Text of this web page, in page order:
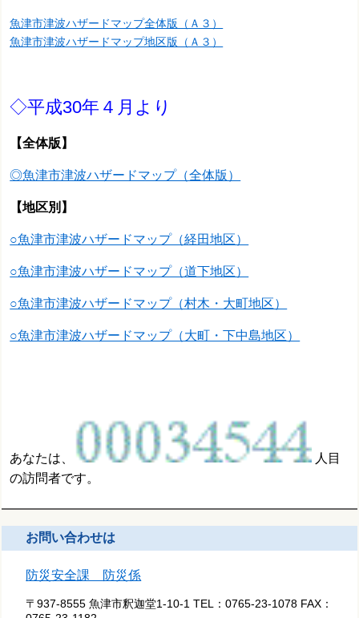
魚津市津波ハザードマップ全体版（Ａ３）
魚津市津波ハザードマップ地区版（Ａ３）
◇平成30年４月より
【全体版】
◎魚津市津波ハザードマップ（全体版）
【地区別】
○魚津市津波ハザードマップ（経田地区）
○魚津市津波ハザードマップ（道下地区）
○魚津市津波ハザードマップ（村木・大町地区）
○魚津市津波ハザードマップ（大町・下中島地区）
あなたは、
人目
の訪問者です。
お問い合わせは
防災安全課 防災係
〒937-8555 魚津市釈迦堂1-10-1 TEL：0765-23-1078 FAX：